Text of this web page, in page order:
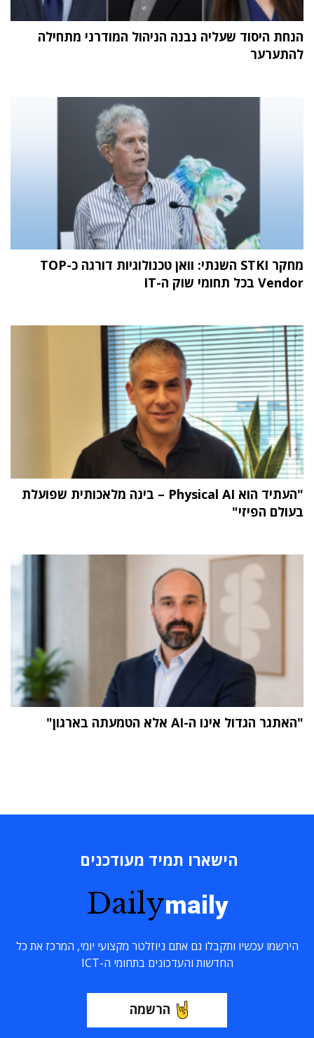
הנחת היסוד שעליה נבנה הניהול המודרני מתחילה
להתערער
מחקר STKI השנתי: וואן טכנולוגיות דורגה כ-TOP
Vendor בכל תחומי שוק ה-IT
"העתיד הוא Physical AI – בינה מלאכותית שפועלת
בעולם הפיזי"
"האתגר הגדול אינו ה-AI אלא הטמעתה בארגון"
הישארו תמיד מעודכנים
Dailymaily
הירשמו עכשיו ותקבלו גם אתם ניוזלטר מקצועי יומי, המרכז את כל
החדשות והעדכונים בתחומי ה-ICT
הרשמה